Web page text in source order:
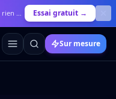
Ta newsletter IA sur mesure, rien que pour toi Essai gratuit →
Sur mesure